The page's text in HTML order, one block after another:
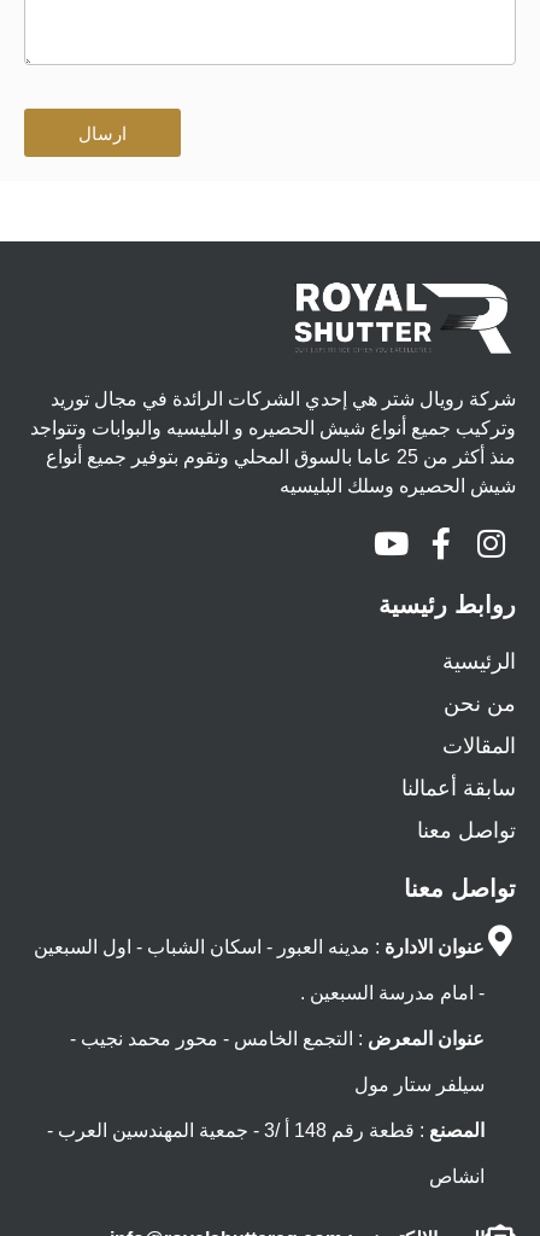
ارسال
شركة رويال شتر هي إحدي الشركات الرائدة في مجال توريد
وتركيب جميع أنواع شيش الحصيره و البليسيه والبوابات وتتواجد
منذ أكثر من 25 عاما بالسوق المحلي وتقوم بتوفير جميع أنواع
شيش الحصيره وسلك البليسيه
روابط رئيسية
الرئيسية
من نحن
المقالات
سابقة أعمالنا
تواصل معنا
تواصل معنا
عنوان الادارة : مدينه العبور - اسكان الشباب - اول السبعين
- امام مدرسة السبعين .
عنوان المعرض : التجمع الخامس - محور محمد نجيب -
سيلفر ستار مول
المصنع : قطعة رقم 148 أ /3 - جمعية المهندسين العرب -
انشاص